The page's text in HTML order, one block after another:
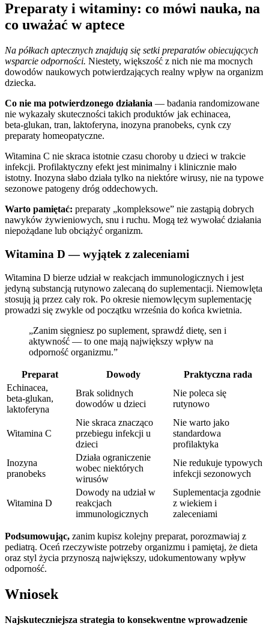
Preparaty i witaminy: co mówi nauka, na
co uważać w aptece
Na półkach aptecznych znajdują się setki preparatów obiecujących
wsparcie odporności. Niestety, większość z nich nie ma mocnych
dowodów naukowych potwierdzających realny wpływ na organizm
dziecka.
Co nie ma potwierdzonego działania — badania randomizowane
nie wykazały skuteczności takich produktów jak echinacea,
beta‑glukan, tran, laktoferyna, inozyna pranobeks, cynk czy
preparaty homeopatyczne.
Witamina C nie skraca istotnie czasu choroby u dzieci w trakcie
infekcji. Profilaktyczny efekt jest minimalny i klinicznie mało
istotny. Inozyna słabo działa tylko na niektóre wirusy, nie na typowe
sezonowe patogeny dróg oddechowych.
Warto pamiętać: preparaty „kompleksowe” nie zastąpią dobrych
nawyków żywieniowych, snu i ruchu. Mogą też wywołać działania
niepożądane lub obciążyć organizm.
Witamina D — wyjątek z zaleceniami
Witamina D bierze udział w reakcjach immunologicznych i jest
jedyną substancją rutynowo zalecaną do suplementacji. Niemowlęta
stosują ją przez cały rok. Po okresie niemowlęcym suplementację
prowadzi się zwykle od początku września do końca kwietnia.
„Zanim sięgniesz po suplement, sprawdź dietę, sen i
aktywność — to one mają największy wpływ na
odporność organizmu.”
Preparat Dowody
Praktyczna rada
Echinacea,
beta‑glukan,
laktoferyna
Brak solidnych
dowodów u dzieci
Nie poleca się
rutynowo
Witamina C
Nie skraca znacząco
przebiegu infekcji u
dzieci
Nie warto jako
standardowa
profilaktyka
Inozyna
pranobeks
Działa ograniczenie
wobec niektórych
wirusów
Nie redukuje typowych
infekcji sezonowych
Witamina D
Dowody na udział w
reakcjach
immunologicznych
Suplementacja zgodnie
z wiekiem i
zaleceniami
Podsumowując, zanim kupisz kolejny preparat, porozmawiaj z
pediatrą. Oceń rzeczywiste potrzeby organizmu i pamiętaj, że dieta
oraz styl życia przynoszą największy, udokumentowany wpływ
odporność.
Wniosek
Najskuteczniejsza strategia to konsekwentne wprowadzenie